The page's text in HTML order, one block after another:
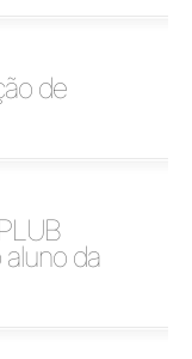
de
aluno da